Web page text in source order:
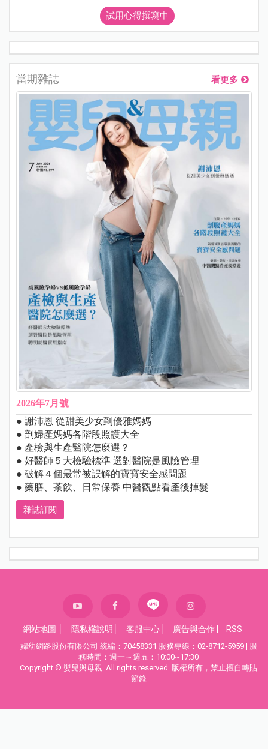
試用心得撰寫中
當期雜誌 看更多
2026年7月號
● 謝沛恩 從甜美少女到優雅媽媽
● 剖婦產媽媽各階段照護大全
● 產檢與生產醫院怎麼選？
● 好醫師５大檢驗標準 選對醫院是風險管理
● 破解４個最常被誤解的寶寶安全感問題
● 藥膳、茶飲、日常保養 中醫觀點看產後掉髮
雜誌訂閱
網站地圖 隱私權說明 客服中心 廣告與合作 RSS
婦幼網路股份有限公司 統編：70458331 服務專線：02-8712-5959 | 服
務時間：週一～週五：10:00~17:30
Copyright © 嬰兒與母親. All rights reserved. 版權所有，禁止擅自轉貼
節錄